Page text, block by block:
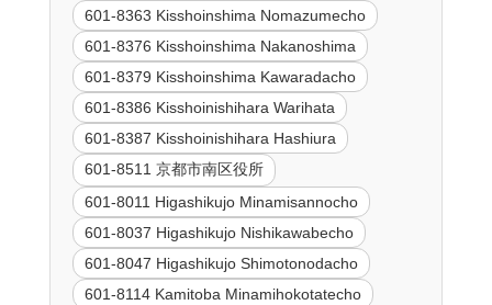
601-8363 Kisshoinshima Nomazumecho
601-8376 Kisshoinshima Nakanoshima
601-8379 Kisshoinshima Kawaradacho
601-8386 Kisshoinishihara Warihata
601-8387 Kisshoinishihara Hashiura
601-8511 京都市南区役所
601-8011 Higashikujo Minamisannocho
601-8037 Higashikujo Nishikawabecho
601-8047 Higashikujo Shimotonodacho
601-8114 Kamitoba Minamihokotatecho